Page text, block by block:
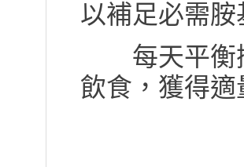
以補足必需
每天平衡攝
飲食，獲得